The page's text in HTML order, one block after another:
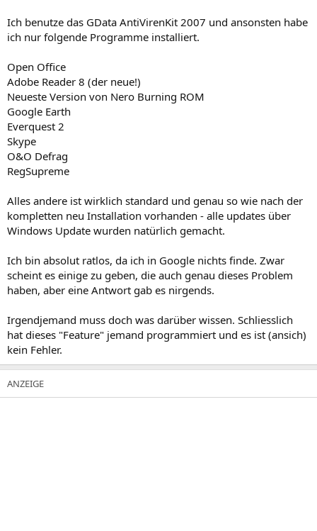
Ich benutze das GData AntiVirenKit 2007 und ansonsten habe
ich nur folgende Programme installiert.
Open Office
Adobe Reader 8 (der neue!)
Neueste Version von Nero Burning ROM
Google Earth
Everquest 2
Skype
O&O Defrag
RegSupreme
Alles andere ist wirklich standard und genau so wie nach der
kompletten neu Installation vorhanden - alle updates über
Windows Update wurden natürlich gemacht.
Ich bin absolut ratlos, da ich in Google nichts finde. Zwar
scheint es einige zu geben, die auch genau dieses Problem
haben, aber eine Antwort gab es nirgends.
Irgendjemand muss doch was darüber wissen. Schliesslich
hat dieses "Feature" jemand programmiert und es ist (ansich)
kein Fehler.